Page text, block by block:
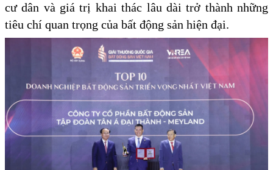
cư dân và giá trị khai thác lâu dài trở thành những
tiêu chí quan trọng của bất động sản hiện đại.